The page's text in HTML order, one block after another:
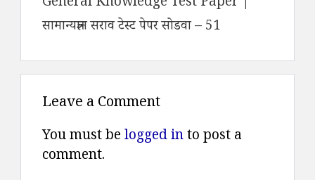
सामान्यज्ञान सराव टेस्ट पेपर सोडवा – 51
Leave a Comment
You must be logged into post a
comment.